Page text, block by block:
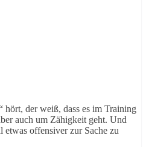
hört, der weiß, dass es im Training
auch um Zähigkeit geht. Und
offensiver zur Sache zu